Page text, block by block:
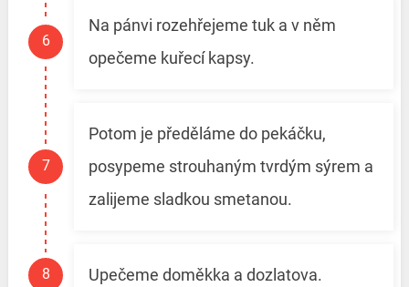
Na pánvi rozehřejeme tuk a v něm
opečeme kuřecí kapsy.
Potom je předěláme do pekáčku,
posypeme strouhaným tvrdým sýrem a
zalijeme sladkou smetanou.
Upečeme doměkka a dozlatova.